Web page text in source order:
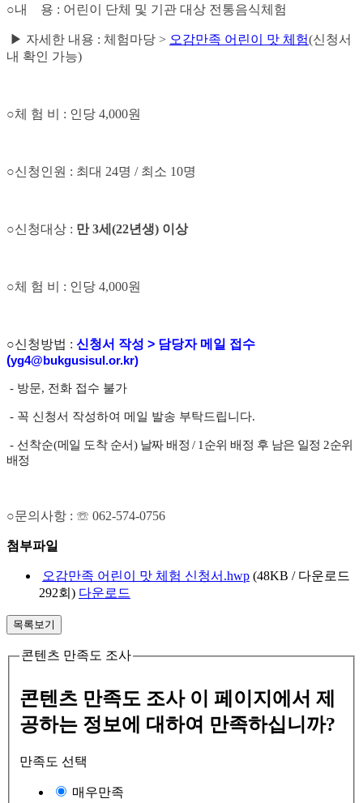
○내 용 : 어린이 단체 및 기관 대상 전통음식체험
▶ 자세한 내용 : 체험마당 > 오감만족 어린이 맛 체험(신청서
내 확인 가능)
○체 험 비 : 인당 4,000원
○신청인원 : 최대 24명 / 최소 10명
○신청대상 : 만3세 (22년생) 이상
○체 험 비 : 인당 4,000원
○신청방법 : 신청서 작성 > 담당자 메일 접수
(yg4@bukgusisul.or.kr)
- 방문, 전화 접수 불가
- 꼭 신청서 작성하여 메일 발송 부탁드립니다.
- 선착순(메일 도착 순서) 날짜 배정 / 1 순위 배정 후 남은 일정 2순위
배정
○문의사항 : ☏ 062-574-0756
첨부파일
오감만족 어린이 맛 체험 신청서.hwp (48KB / 다운로드
292회) 다운로드
목록보기
콘텐츠 만족도 조사
콘텐츠 만족도 조사 이 페이지에서 제
공하는 정보에 대하여 만족하십니까?
만족도 선택
매우만족